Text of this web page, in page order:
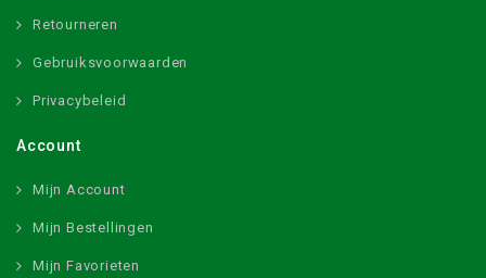
Retourneren
Gebruiksvoorwaarden
Privacybeleid
Account
Mijn Account
Mijn Bestellingen
Mijn Favorieten